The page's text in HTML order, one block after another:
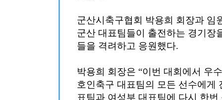
군산시축구협회 박용희 회장과 임
군산 대표팀들이 출전하는 경기장
들을 격려하고 응원했다.
박용희 회장은 “이번 대회에서 우
호인축구 대표팀의 모든 선수에게
표팀과 여성부 대표팀에 다시 한